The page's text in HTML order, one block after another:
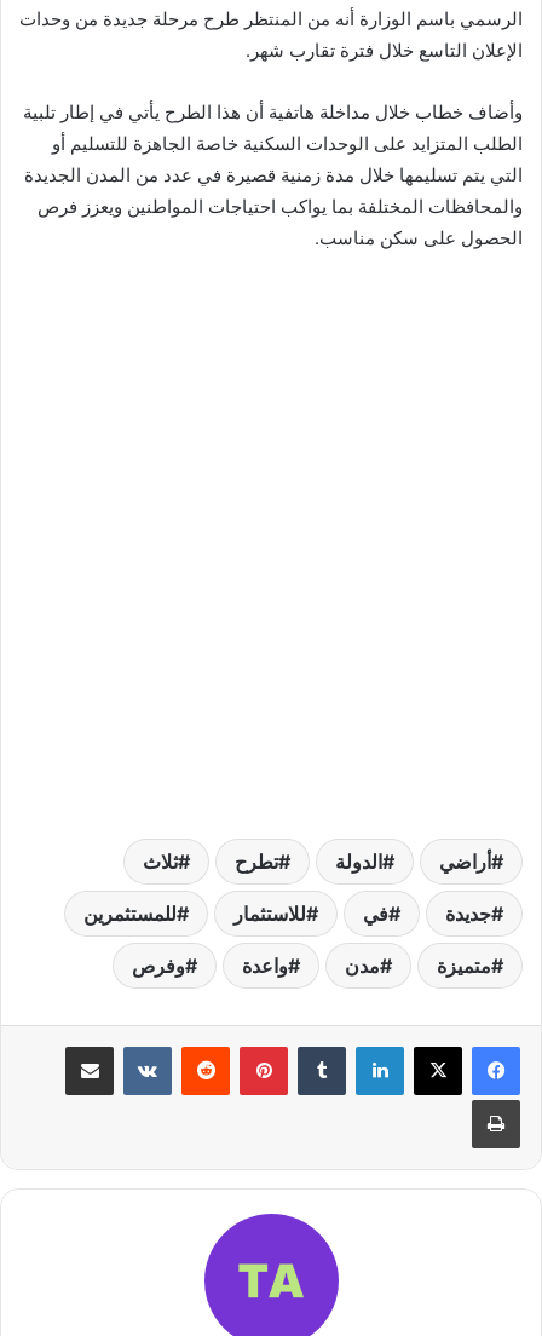
الرسمي باسم الوزارة أنه من المنتظر طرح مرحلة جديدة من وحدات
الإعلان التاسع خلال فترة تقارب شهر.
وأضاف خطاب خلال مداخلة هاتفية أن هذا الطرح يأتي في إطار تلبية
الطلب المتزايد على الوحدات السكنية خاصة الجاهزة للتسليم أو
التي يتم تسليمها خلال مدة زمنية قصيرة في عدد من المدن الجديدة
والمحافظات المختلفة بما يواكب احتياجات المواطنين ويعزز فرص
الحصول على سكن مناسب.
أراضي الدولة تطرح ثلاث
جديدة في للاستثمار للمستثمرين
متميزة مدن واعدة وفرص
لينكدإن بينتيريست مشاركة عبر البريد
طباعة